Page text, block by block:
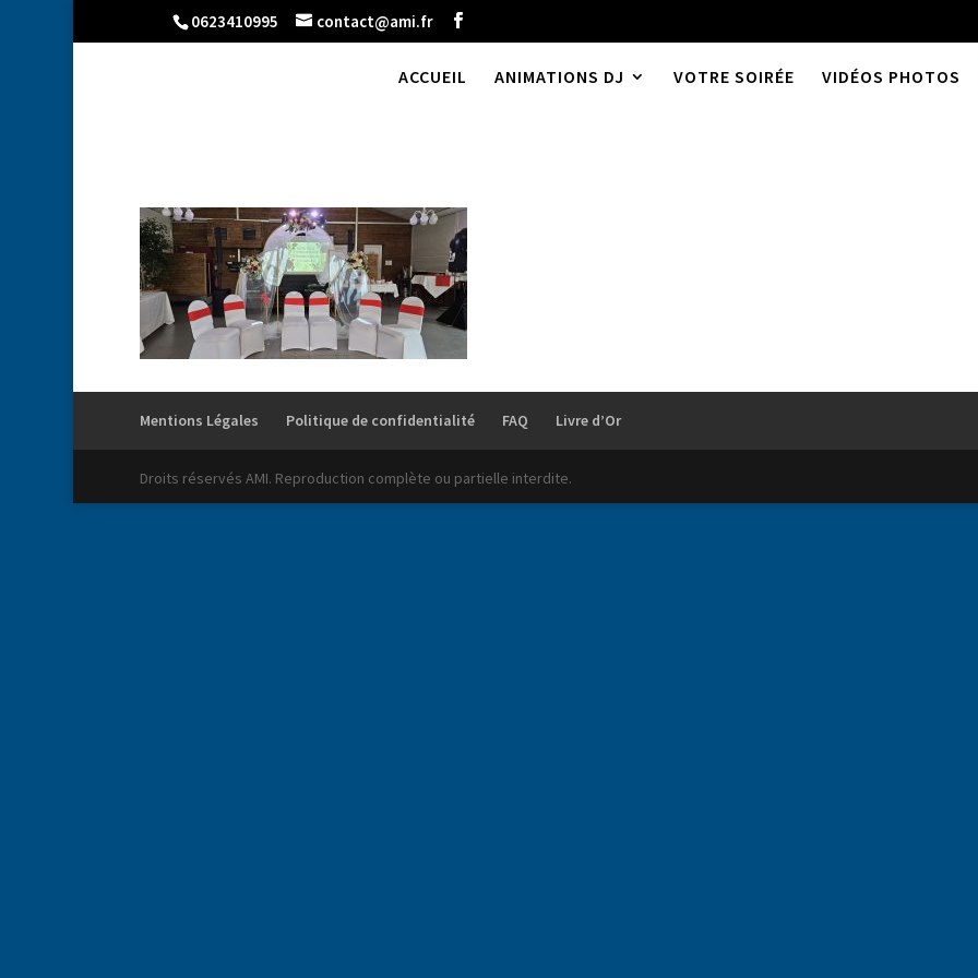
0623410995 contact@ami.fr
ACCUEIL ANIMATIONS DJ VOTRE SOIRÉE VIDÉOS PHOTOS
Mentions Légales Politique de confidentialité FAQ Livre d’Or
Droits réservés AMI. Reproduction complète ou partielle interdite.